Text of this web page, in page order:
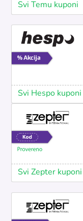
Svi Temu kuponi
Svi Hespo kuponi
Svi Zepter kuponi